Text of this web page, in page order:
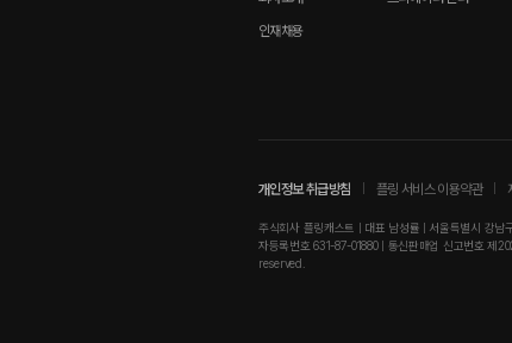
인재채용
개인정보 취급방침 플링 서비스 이용약관
주식회사 플링캐스트 | 대표 남성률 | 서울특별시 강
자등록번호 631-87-01880 | 통신판매업 신고번호
reserved.